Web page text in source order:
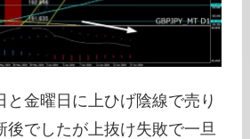
と金曜日に上ひげ陰線で売り
後でしたが上抜け失敗で一旦